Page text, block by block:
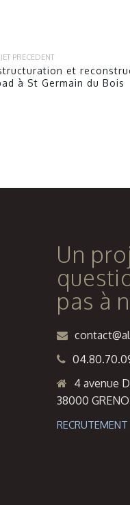
PRÉCÉDENT
et
à St Germain du Bois
Un
pas à
4 avenue
38000
RECRUTEMENT